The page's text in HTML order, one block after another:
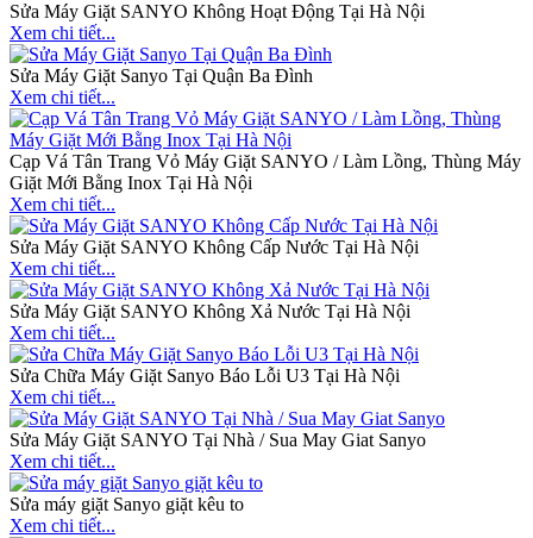
Sửa Máy Giặt SANYO Không Hoạt Động Tại Hà Nội
Xem chi tiết...
Sửa Máy Giặt Sanyo Tại Quận Ba Đình
Xem chi tiết...
Cạp Vá Tân Trang Vỏ Máy Giặt SANYO / Làm Lồng, Thùng Máy
Giặt Mới Bằng Inox Tại Hà Nội
Xem chi tiết...
Sửa Máy Giặt SANYO Không Cấp Nước Tại Hà Nội
Xem chi tiết...
Sửa Máy Giặt SANYO Không Xả Nước Tại Hà Nội
Xem chi tiết...
Sửa Chữa Máy Giặt Sanyo Báo Lỗi U3 Tại Hà Nội
Xem chi tiết...
Sửa Máy Giặt SANYO Tại Nhà / Sua May Giat Sanyo
Xem chi tiết...
Sửa máy giặt Sanyo giặt kêu to
Xem chi tiết...